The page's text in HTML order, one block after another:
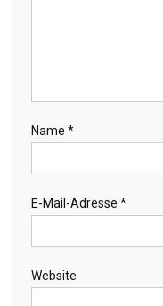
Name *
E-Mail-Adresse *
Website